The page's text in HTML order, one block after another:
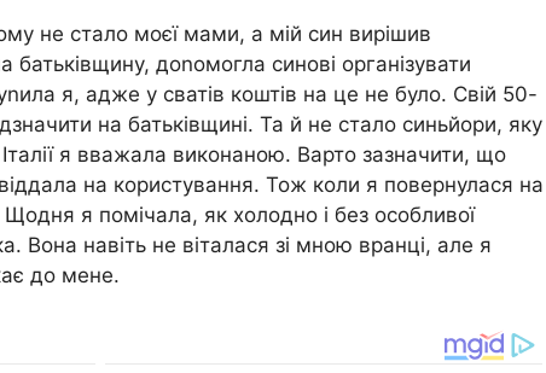
не стало моєї мами, а мій син вирішив
доnомогла синові організувати
я, адже у сватів коштів на це не було. Свій 50-
на батьківщині. Та й не стало синьйори, яку
я вважала виконаною. Варто зазначити, що
на користування. Тож коли я повернулася на
я помічала, як холодно і без особливої
Вона навіть не віталася зі мною вранці, але я
до мене.